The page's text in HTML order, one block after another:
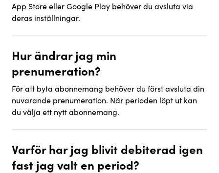
App Store eller Google Play behöver du avsluta via
deras inställningar.
Hur ändrar jag min
prenumeration?
För att byta abonnemang behöver du först avsluta din
nuvarande prenumeration. När perioden löpt ut kan
du välja ett nytt abonnemang.
Varför har jag blivit debiterad igen
fast jag valt en period?